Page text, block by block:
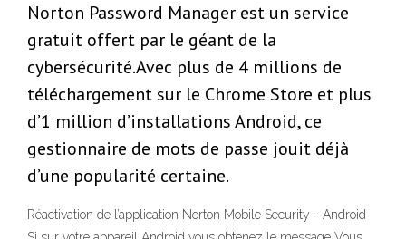
Norton Password Manager est un service
gratuit offert par le géant de la
cybersécurité.Avec plus de 4 millions de
téléchargement sur le Chrome Store et plus
d’1 million d’installations Android, ce
gestionnaire de mots de passe jouit déjà
d’une popularité certaine.
Réactivation de l’application Norton Mobile Security - Android